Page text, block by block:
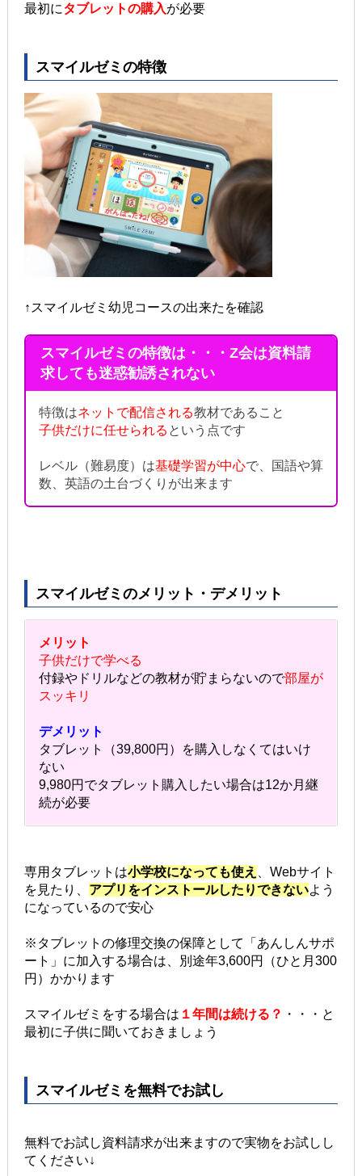
最初にタブレットの購入が必要
スマイルゼミの特徴
↑スマイルゼミ幼児コースの出来たを確認
スマイルゼミの特徴は・・・Z会は資料請
求しても迷惑勧誘されない
特徴はネットで配信される教材であること
子供だけに任せられる という点です
レベル（難易度）は基礎学習が中心で、国語や算
数、英語の土台づくりが出来ます
スマイルゼミのメリット・デメリット
メリット
子供だけで学べる
付録やドリルなどの教材が貯まらないので部屋が
スッキリ
デメリット
タブレット（39,800円）を購入しなくてはいけ
ない
9,980円でタブレット購入したい場合は12か月継
続が必要
専用タブレットは小学校になっても使え
、Webサイト
を見たり、 アプリをインストールしたりできないよう
になっているので安心
※タブレットの修理交換の保障として「あんしんサポ
ート」に加入する場合は、別途年3,600円（ひと月300
円）かかります
スマイルゼミをする場合は １年間は続ける？ ・・・と
最初に子供に聞いておきましょう
スマイルゼミを無料でお試し
無料でお試し資料請求が出来ますので実物をお試しし
てください↓